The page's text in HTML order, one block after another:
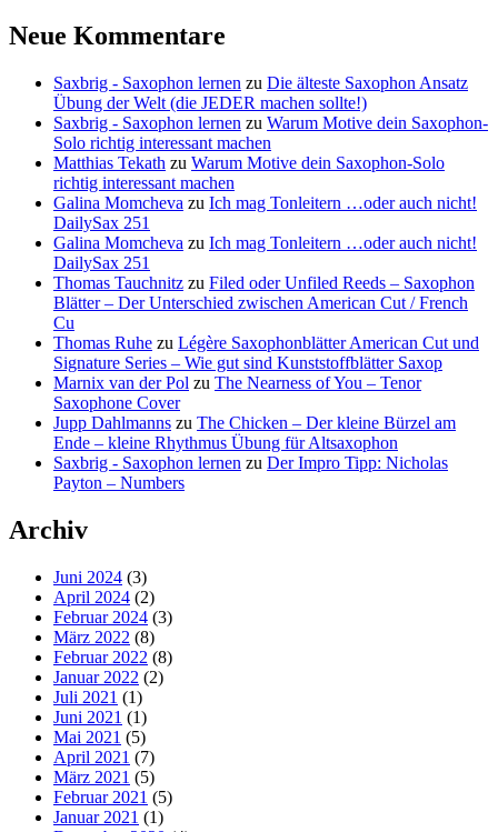
Neue Kommentare
Saxbrig - Saxophon lernen zu Die älteste Saxophon Ansatz
Übung der Welt (die JEDER machen sollte!)
Saxbrig - Saxophon lernen zu Warum Motive dein Saxophon-
Solo richtig interessant machen
Matthias Tekath zu Warum Motive dein Saxophon-Solo
richtig interessant machen
Galina Momcheva zu Ich mag Tonleitern …oder auch nicht!
DailySax 251
Galina Momcheva zu Ich mag Tonleitern …oder auch nicht!
DailySax 251
Thomas Tauchnitz zu Filed oder Unfiled Reeds – Saxophon
Blätter – Der Unterschied zwischen American Cut / French
Cu
Thomas Ruhe zu Légère Saxophonblätter American Cut und
Signature Series – Wie gut sind Kunststoffblätter Saxop
Marnix van der Pol zu The Nearness of You – Tenor
Saxophone Cover
Jupp Dahlmanns zu The Chicken – Der kleine Bürzel am
Ende – kleine Rhythmus Übung für Altsaxophon
Saxbrig - Saxophon lernen zu Der Impro Tipp: Nicholas
Payton – Numbers
Archiv
Juni 2024 (3)
April 2024 (2)
Februar 2024 (3)
März 2022 (8)
Februar 2022 (8)
Januar 2022 (2)
Juli 2021 (1)
Juni 2021 (1)
Mai 2021 (5)
April 2021 (7)
März 2021 (5)
Februar 2021 (5)
Januar 2021 (1)